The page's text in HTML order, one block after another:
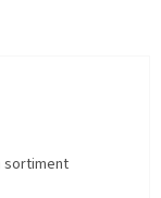
sortiment